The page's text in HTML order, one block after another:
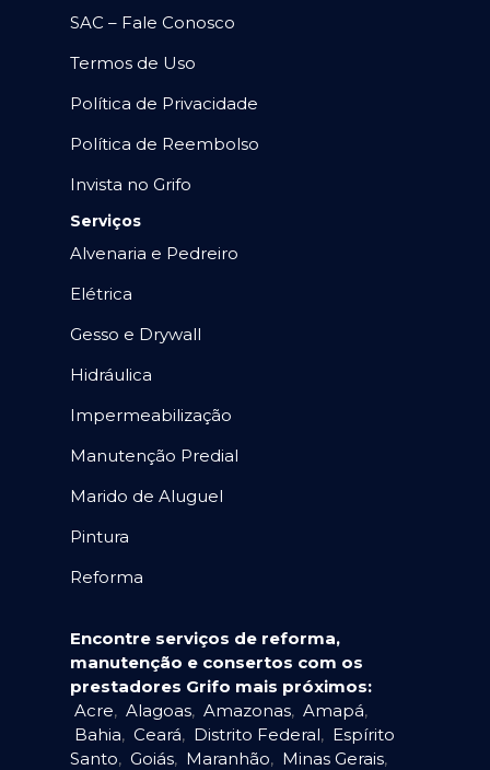
SAC – Fale Conosco
Termos de Uso
Política de Privacidade
Política de Reembolso
Invista no Grifo
Serviços
Alvenaria e Pedreiro
Elétrica
Gesso e Drywall
Hidráulica
Impermeabilização
Manutenção Predial
Marido de Aluguel
Pintura
Reforma
Encontre serviços de reforma,
manutenção e consertos com os
prestadores Grifo mais próximos:
Acre, Alagoas, Amazonas, Amapá,
Bahia, Ceará, Distrito Federal, Espírito
Santo, Goiás, Maranhão, Minas Gerais,